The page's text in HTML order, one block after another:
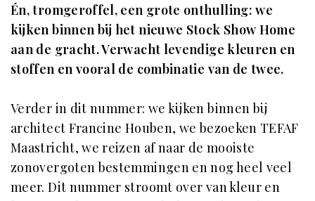
Én, tromgeroffel, een grote onthulling: we
kijken binnen bij het nieuwe Stock Show Home
aan de gracht. Verwacht levendige kleuren en
stoffen en vooral de combinatie van de twee.
Verder in dit nummer: we kijken binnen bij
architect Francine Houben, we bezoeken TEFAF
Maastricht, we reizen af naar de mooiste
zonovergoten bestemmingen en nog heel veel
meer. Dit nummer stroomt over van kleur en